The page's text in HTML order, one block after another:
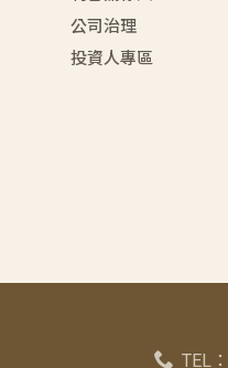
公司治理
投資人專區
TEL：